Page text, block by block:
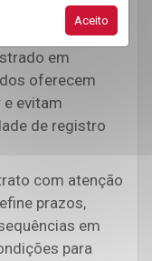
Aceito
órgãos
em
oferecem
evitam
de registro
com atenção
prazos,
em
para